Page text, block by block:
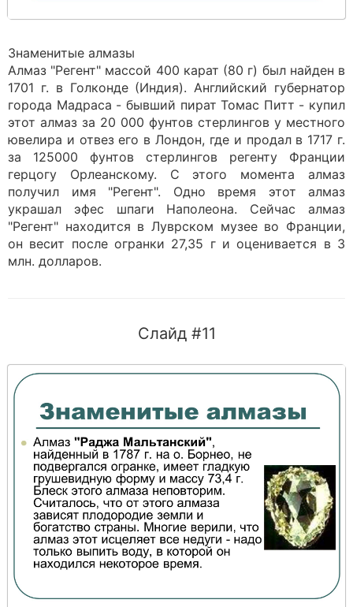
Знаменитые алмазы
Алмаз "Регент" массой 400 карат (80 г) был найден в
1701 г. в Голконде (Индия). Английский губернатор
города Мадраса - бывший пират Томас Питт - купил
этот алмаз за 20 000 фунтов стерлингов у местного
ювелира и отвез его в Лондон, где и продал в 1717 г.
за 125000 фунтов стерлингов регенту Франции
герцогу Орлеанскому. С этого момента алмаз
получил имя "Регент". Одно время этот алмаз
украшал эфес шпаги Наполеона. Сейчас алмаз
"Регент" находится в Луврском музее во Франции,
он весит после огранки 27,35 г и оценивается в 3
млн. долларов.
Слайд #11